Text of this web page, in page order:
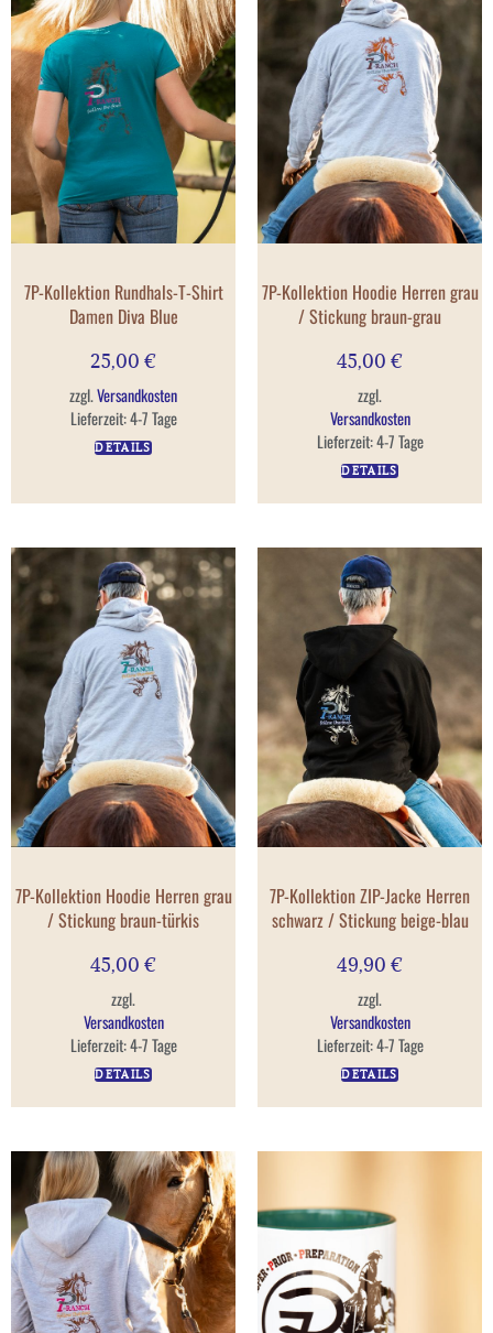
7P-Kollektion Rundhals-T-Shirt
Damen Diva Blue
25,00 €
zzgl.Versandkosten
Lieferzeit:4-7 Tage
DETAILS
7P-Kollektion Hoodie Herren grau
/ Stickung braun-grau
45,00 €
zzgl.
Versandkosten
Lieferzeit:4-7 Tage
DETAILS
7P-Kollektion Hoodie Herren grau
/ Stickung braun-türkis
45,00 €
zzgl.
Versandkosten
Lieferzeit:4-7 Tage
DETAILS
7P-Kollektion ZIP-Jacke Herren
schwarz / Stickung beige-blau
49,90 €
zzgl.
Versandkosten
Lieferzeit:4-7 Tage
DETAILS